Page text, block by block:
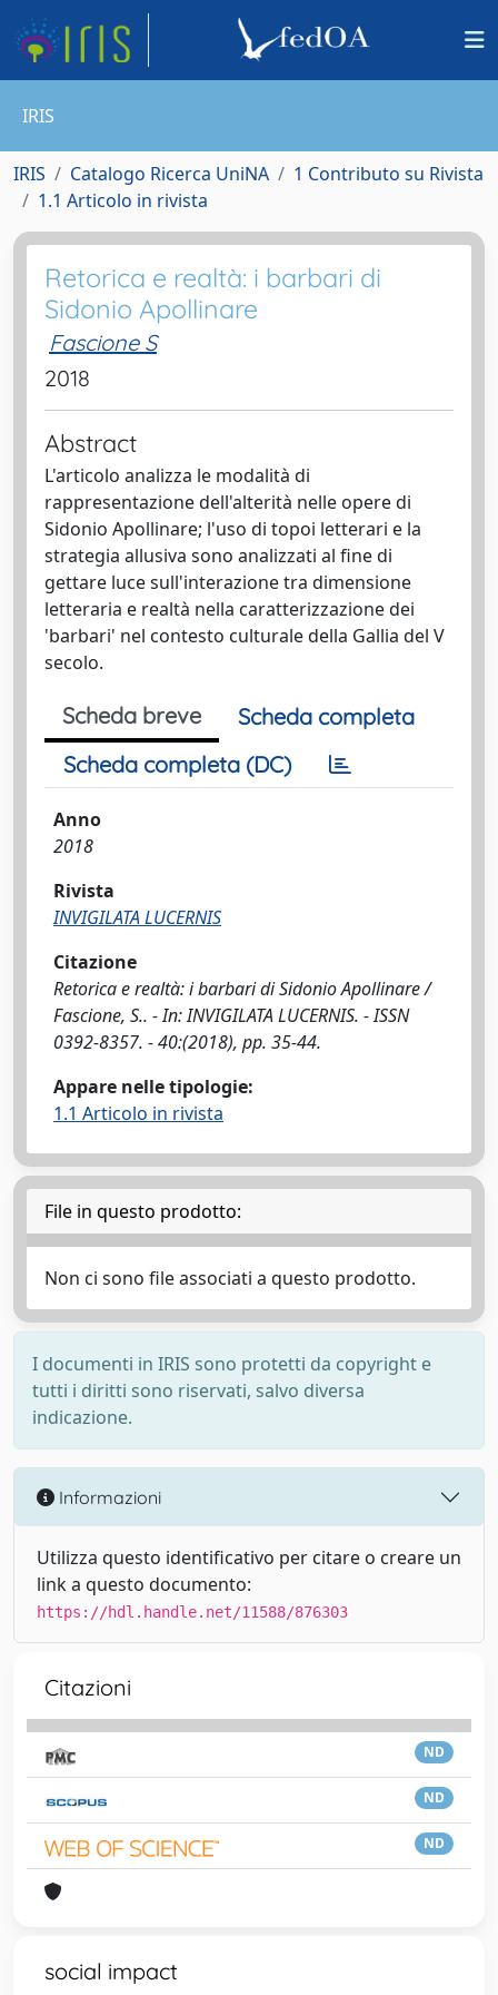
IRIS
IRIS Catalogo Ricerca UniNA
1 Contributo su Rivista
1.1 Articolo in rivista
Retorica e realtà: i barbari di
Sidonio Apollinare
Fascione S
2018
Abstract
L'articolo analizza le modalità di
rappresentazione dell'alterità nelle opere di
Sidonio Apollinare; l'uso di topoi letterari e la
strategia allusiva sono analizzati al fine di
gettare luce sull'interazione tra dimensione
letteraria e realtà nella caratterizzazione dei
'barbari' nel contesto culturale della Gallia del V
secolo.
Scheda breve
Scheda completa
Scheda completa (DC)
Anno
2018
Rivista
INVIGILATA LUCERNIS
Citazione
Retorica e realtà: i barbari di Sidonio Apollinare /
Fascione, S.. - In: INVIGILATA LUCERNIS. - ISSN
0392-8357. - 40:(2018), pp. 35-44.
Appare nelle tipologie:
1.1 Articolo in rivista
File in questo prodotto:
Non ci sono file associati a questo prodotto.
I documenti in IRIS sono protetti da copyright e
tutti i diritti sono riservati, salvo diversa
indicazione.
Informazioni
Utilizza questo identificativo per citare o creare un
link a questo documento:
https://hdl.handle.net/11588/876303
Citazioni
ND
ND
ND
social impact